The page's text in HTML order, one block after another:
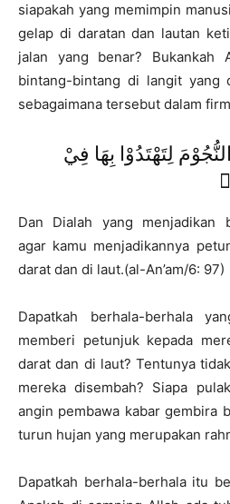
siapakah yang memimpin
gelap di daratan dan lautan
jalan yang benar? Bukankah
bintang-bintang di langit yang
sebagaimana tersebut dalam
لِتَهْتَدُوْا بِهَا فِيْ
Dan Dialah yang menjadikan
agar kamu menjadikannya
darat dan di laut.(al-An’am/6: 97)
Dapatkah berhala-berhala
memberi petunjuk kepada
darat dan di laut? Tentunya
mereka disembah? Siapa
angin pembawa kabar gembira
turun hujan yang merupakan
Dapatkah berhala-berhala itu